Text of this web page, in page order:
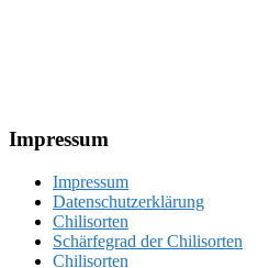
Footer
Impressum
Impressum
Datenschutzerklärung
Chilisorten
Schärfegrad der Chilisorten
Chilisorten